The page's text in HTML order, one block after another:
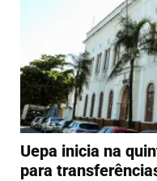
Uepa inicia na
para